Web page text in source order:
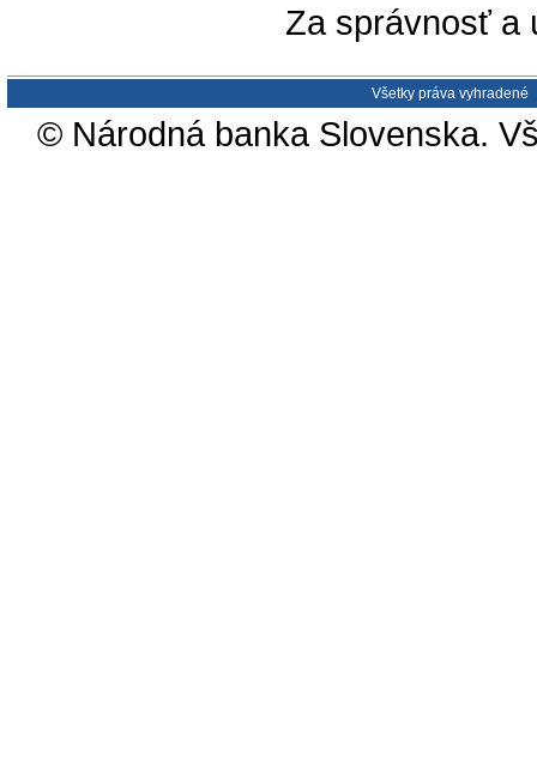
Za správnosť a
Všetky práva vyhradené
© Národná banka Slovenska.